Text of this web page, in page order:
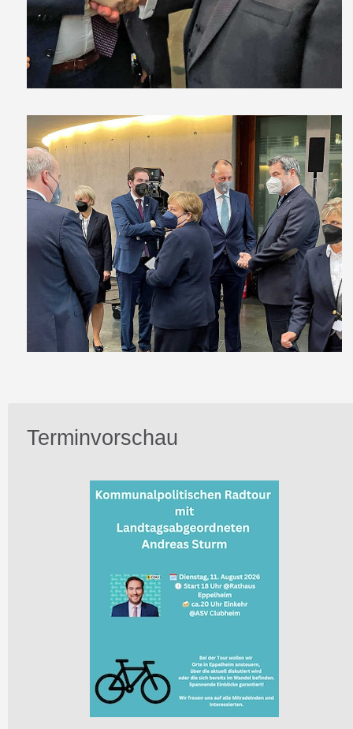
Terminvorschau